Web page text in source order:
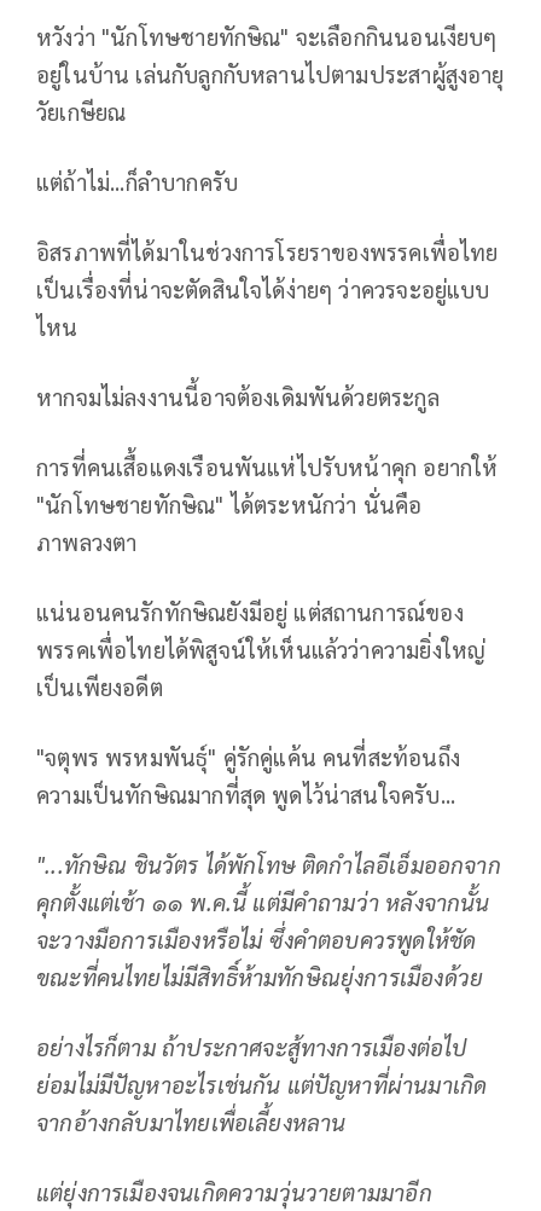
หวังว่า "นักโทษชายทักษิณ" จะเลือกกินนอนเงียบๆ
อยู่ในบ้าน เล่นกับลูกกับหลานไปตามประสาผู้สูงอายุ
วัยเกษียณ
แต่ถ้าไม่...ก็ลำบากครับ
อิสรภาพที่ได้มาในช่วงการโรยราของพรรคเพื่อไทย
เป็นเรื่องที่น่าจะตัดสินใจได้ง่ายๆ ว่าควรจะอยู่แบบ
ไหน
หากจมไม่ลงงานนี้อาจต้องเดิมพันด้วยตระกูล
การที่คนเสื้อแดงเรือนพันแห่ไปรับหน้าคุก อยากให้
"นักโทษชายทักษิณ" ได้ตระหนักว่า นั่นคือ
ภาพลวงตา
แน่นอนคนรักทักษิณยังมีอยู่ แต่สถานการณ์ของ
พรรคเพื่อไทยได้พิสูจน์ให้เห็นแล้วว่าความยิ่งใหญ่
เป็นเพียงอดีต
"จตุพร พรหมพันธุ์" คู่รักคู่แค้น คนที่สะท้อนถึง
ความเป็นทักษิณมากที่สุด พูดไว้น่าสนใจครับ...
"...ทักษิณ ชินวัตร ได้พักโทษ ติดกำไลอีเอ็มออกจาก
คุกตั้งแต่เช้า ๑๑ พ.ค.นี้ แต่มีคำถามว่า หลังจากนั้น
จะวางมือการเมืองหรือไม่ ซึ่งคำตอบควรพูดให้ชัด
ขณะที่คนไทยไม่มีสิทธิ์ห้ามทักษิณยุ่งการเมืองด้วย
อย่างไรก็ตาม ถ้าประกาศจะสู้ทางการเมืองต่อไป
ย่อมไม่มีปัญหาอะไรเช่นกัน แต่ปัญหาที่ผ่านมาเกิด
จากอ้างกลับมาไทยเพื่อเลี้ยงหลาน
แต่ยุ่งการเมืองจนเกิดความวุ่นวายตามมาอีก